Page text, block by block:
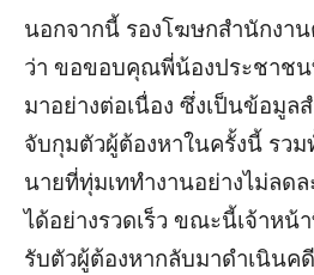
นอกจากนี้ รองโฆษกสำนักงา
ว่า ขอขอบคุณพี่น้องประชาชน
มาอย่างต่อเนื่อง ซึ่งเป็นข้อมู
จับกุมตัวผู้ต้องหาในครั้งนี้ รวม
นายที่ทุ่มเททำงานอย่างไม่ลด
ได้อย่างรวดเร็ว ขณะนี้เจ้าหน้
รับตัวผู้ต้องหากลับมาดำเนินค